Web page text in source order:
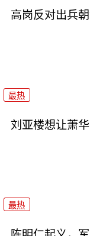
高岗反对出兵
最热
刘亚楼想让萧
最热